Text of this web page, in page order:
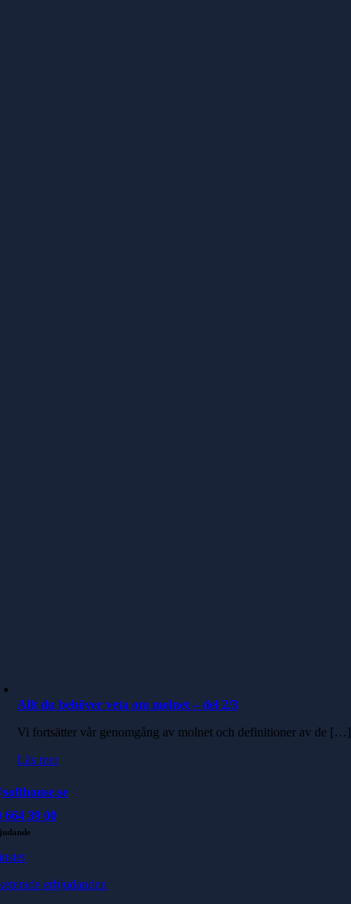
Allt du behöver veta om molnet – del 2/3
Vi fortsätter vår genomgång av molnet och definitioner av de […]
Läs mer
664 39 00
erbjudanden